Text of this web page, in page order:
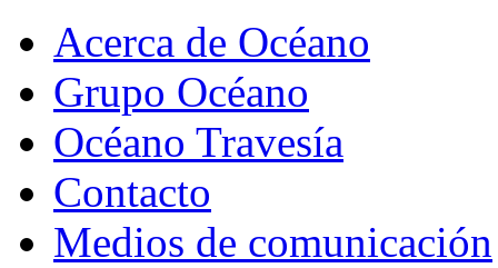
Acerca de Océano
Grupo Océano
Océano Travesía
Contacto
Medios de comunicación